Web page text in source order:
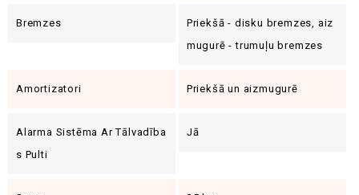
Bremzes
Priekšā - disku bremzes, aiz
mugurē - trumuļu bremzes
Amortizatori Priekšā un aizmugurē
Alarma Sistēma Ar Tālvadība
S Pulti
Jā